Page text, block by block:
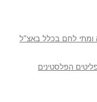
ומתי לחם בכלל באצ"ל
הפלסטינים